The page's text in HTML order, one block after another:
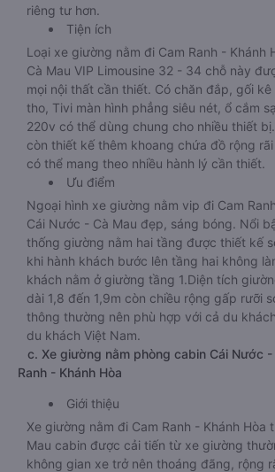
riêng tư hơn.
Tiện ích
Loại xe giường nằm đi Cam Ranh - Khánh
Cà Mau VIP Limousine 32 - 34 chỗ này
mọi nội thất cần thiết. Có chăn đắp, gối kê
tho, Tivi màn hình phẳng siêu nét, ổ cắm
220v có thể dùng chung cho nhiều thiết
còn thiết kế thêm khoang chứa đồ rộng
có thể mang theo nhiều hành lý cần thiết.
Ưu điểm
Ngoại hình xe giường nằm vip đi Cam
Cái Nước - Cà Mau đẹp, sáng bóng. Nổi
thống giường nằm hai tầng được thiết kế
khi hành khách bước lên tầng hai không
khách nằm ở giường tầng 1.Diện tích
dài 1,8 đến 1,9m còn chiều rộng gấp rưỡi
thông thường nên phù hợp với cả du
du khách Việt Nam.
c. Xe giường nằm phòng cabin Cái Nước -
Ranh - Khánh Hòa
Giới thiệu
Xe giường nằm đi Cam Ranh - Khánh Hòa
Mau cabin được cải tiến từ xe giường
không gian xe trở nên thoáng đãng, rộng